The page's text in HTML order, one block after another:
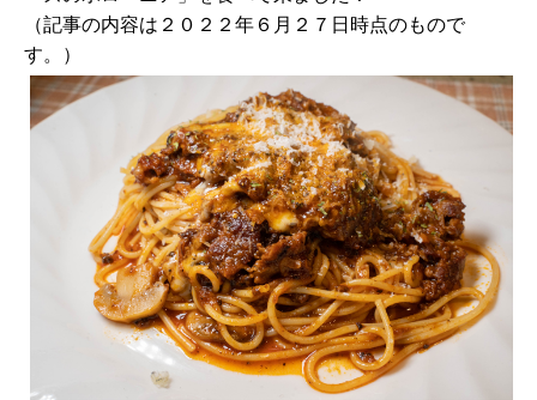
b
o
o
a a
d
s
（記事の内容は２０２２年６月２７日時点のもので
す。）